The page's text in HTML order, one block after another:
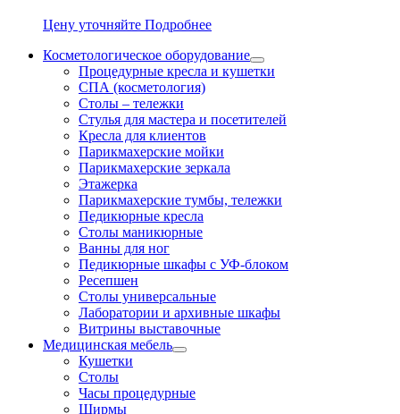
Цену уточняйте Подробнее
Косметологическое оборудование
Процедурные кресла и кушетки
СПА (косметология)
Столы – тележки
Стулья для мастера и посетителей
Кресла для клиентов
Парикмахерские мойки
Парикмахерские зеркала
Этажерка
Парикмахерские тумбы, тележки
Педикюрные кресла
Столы маникюрные
Ванны для ног
Педикюрные шкафы с УФ-блоком
Ресепшен
Столы универсальные
Лаборатории и архивные шкафы
Витрины выставочные
Медицинская мебель
Кушетки
Столы
Часы процедурные
Ширмы